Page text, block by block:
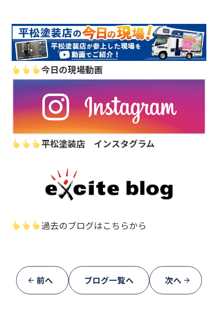
今日の現場動画
平松塗装店 インスタグラム
過去のブログはこちらから
前へ ブログ一覧へ 次へ